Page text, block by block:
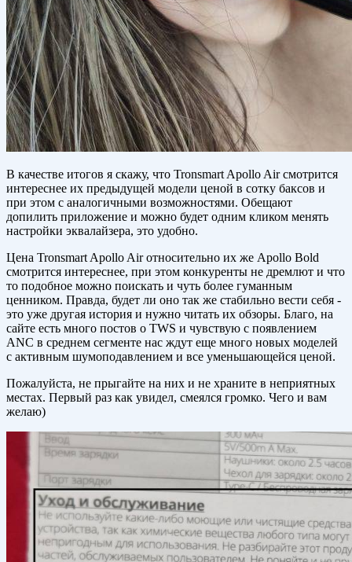
В качестве итогов я скажу, что Tronsmart Apollo Air смотрится
интереснее их предыдущей модели ценой в сотку баксов и
при этом с аналогичными возможностями. Обещают
допилить приложение и можно будет одним кликом менять
настройки эквалайзера, это удобно.
Цена Tronsmart Apollo Air относительно их же Apollo Bold
смотрится интереснее, при этом конкуренты не дремлют и что
то подобное можно поискать и чуть более гуманным
ценником. Правда, будет ли оно так же стабильно вести себя -
это уже другая история и нужно читать их обзоры. Благо, на
сайте есть много постов о TWS и чувствую с появлением
ANC в среднем сегменте нас ждут еще много новых моделей
с активным шумоподавлением и все уменьшающейся ценой.
Пожалуйста, не прыгайте на них и не храните в неприятных
местах. Первый раз как увидел, смеялся громко. Чего и вам
желаю)